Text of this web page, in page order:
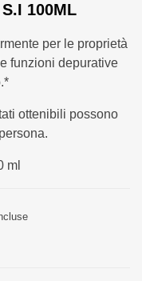
100ML
per le proprietà
funzioni depurative
ottenibili possono
ml